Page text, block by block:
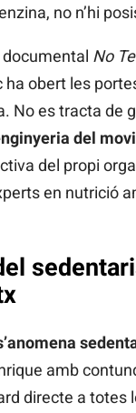
no n’hi
documental No
ha obert les
No es tracta de
del
del propi
en nutrició
amb
directe a totes